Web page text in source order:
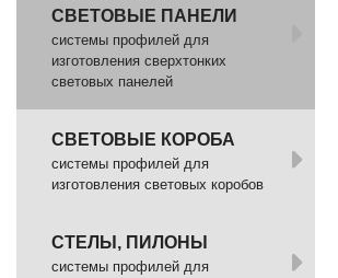
СВЕТОВЫЕ ПАНЕЛИ
системы профилей для
изготовления сверхтонких
световых панелей
СВЕТОВЫЕ КОРОБА
системы профилей для
изготовления световых коробов
СТЕЛЫ, ПИЛОНЫ
системы профилей для